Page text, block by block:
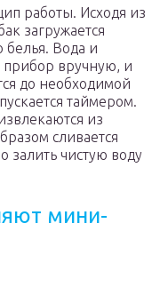
работы. Исходя из
загружается
белья. Вода и
прибор вручную, и
до необходимой
таймером.
из
сливается
залить чистую воду
мини-